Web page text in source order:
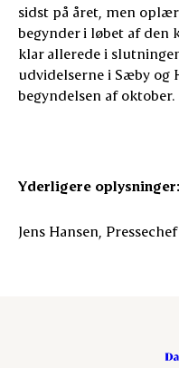
sidst på året, men
begynder i løbet af den
klar allerede i
udvidelserne i Sæby og
begyndelsen af oktober.
Yderligere oplysninger:
Jens Hansen,